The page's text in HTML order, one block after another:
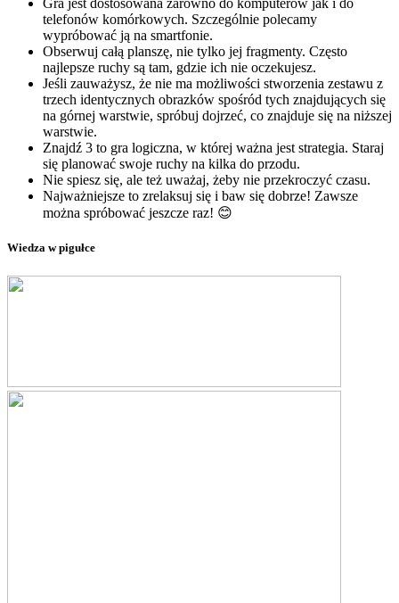
Gra jest dostosowana zarówno do komputerów jak i do
telefonów komórkowych. Szczególnie polecamy
wypróbować ją na smartfonie.
Obserwuj całą planszę, nie tylko jej fragmenty. Często
najlepsze ruchy są tam, gdzie ich nie oczekujesz.
Jeśli zauważysz, że nie ma możliwości stworzenia zestawu z
trzech identycznych obrazków spośród tych znajdujących się
na górnej warstwie, spróbuj dojrzeć, co znajduje się na niższej
warstwie.
Znajdź 3 to gra logiczna, w której ważna jest strategia. Staraj
się planować swoje ruchy na kilka do przodu.
Nie spiesz się, ale też uważaj, żeby nie przekroczyć czasu.
Najważniejsze to zrelaksuj się i baw się dobrze! Zawsze
można spróbować jeszcze raz! 😊
Wiedza w pigułce